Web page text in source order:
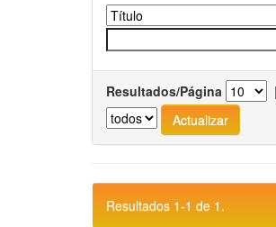
Resultados/Página |
Resultados 1-1 de 1.